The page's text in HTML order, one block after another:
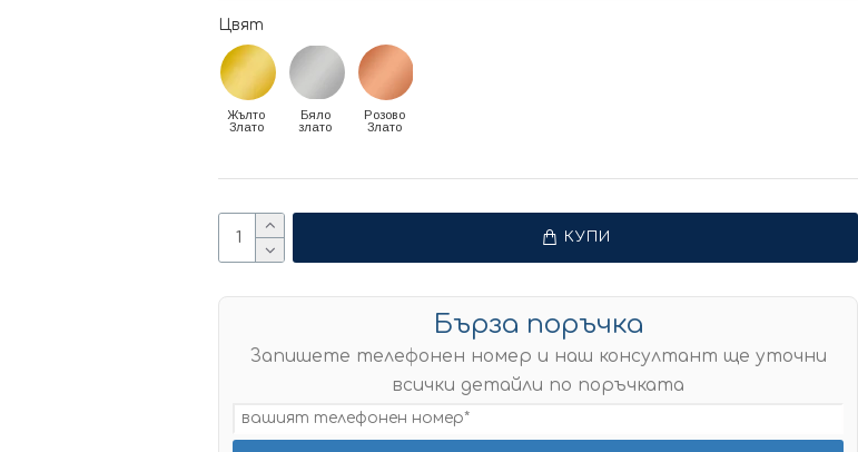
Цвят
Жълто
Злато
Бяло
злато
Розово
Злато
КУПИ
Бърза поръчка
Запишете телефонен номер и наш консултант ще уточни
всички детайли по поръчката